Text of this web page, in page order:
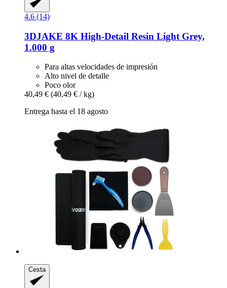
4.6 (14)
3DJAKE 8K High-​Detail Resin Light Grey,
1.000 g
Para altas velocidades de impresión
Alto nivel de detalle
Poco olor
40,49 € (40,49 € / kg)
Entrega hasta el 18 agosto
Cesta